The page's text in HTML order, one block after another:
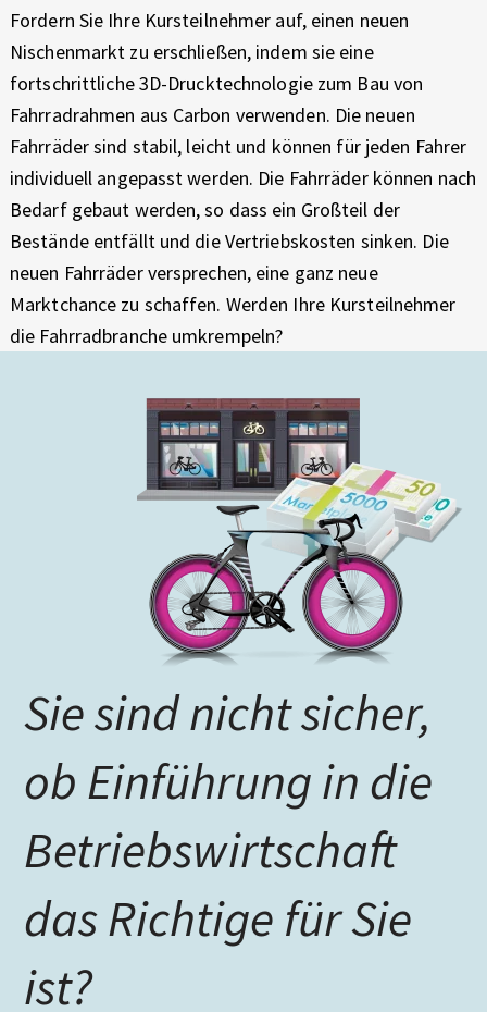
Fordern Sie Ihre Kursteilnehmer auf, einen neuen
Nischenmarkt zu erschließen, indem sie eine
fortschrittliche 3D-Drucktechnologie zum Bau von
Fahrradrahmen aus Carbon verwenden. Die neuen
Fahrräder sind stabil, leicht und können für jeden Fahrer
individuell angepasst werden. Die Fahrräder können nach
Bedarf gebaut werden, so dass ein Großteil der
Bestände entfällt und die Vertriebskosten sinken. Die
neuen Fahrräder versprechen, eine ganz neue
Marktchance zu schaffen. Werden Ihre Kursteilnehmer
die Fahrradbranche umkrempeln?
Sie sind nicht sicher,
ob Einführung in die
Betriebswirtschaft
das Richtige für Sie
ist?